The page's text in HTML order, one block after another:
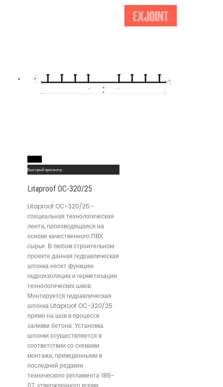
Быстрый просмотр
Litaproof OC-320/25
Litaproof OC-320/25 -
специальная технологическая
лента, производящаяся на
основе качественного ПВХ
сырья. В любом строительном
проекте данная гидравлическая
шпонка несет функцию
гидроизоляции и герметизации
технологических швов.
Монтируется гидравлическая
шпонка Litaproof OC-320/25
прямо на шов в процессе
заливки бетона. Установка
шпонки осуществляется в
соответствии со схемами
монтажа, приведенными в
последней редакии
технического регламента 186-